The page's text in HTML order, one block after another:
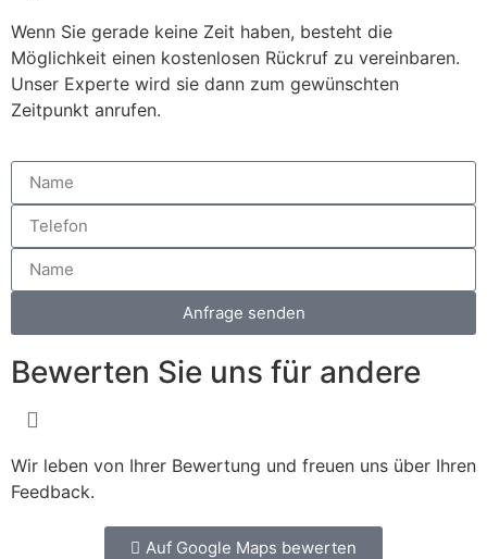
Wenn Sie gerade keine Zeit haben, besteht die
Möglichkeit einen kostenlosen Rückruf zu vereinbaren.
Unser Experte wird sie dann zum gewünschten
Zeitpunkt anrufen.
Anfrage senden
Bewerten Sie uns für andere
Wir leben von Ihrer Bewertung und freuen uns über Ihren
Feedback.
Auf Google Maps bewerten